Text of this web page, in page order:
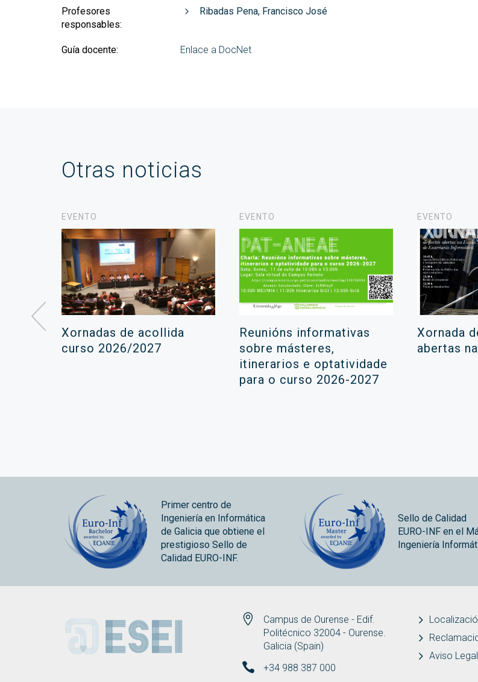
Profesores
responsables:
Ribadas Pena, Francisco José
Guía docente: Enlace a DocNet
Otras noticias
EVENTO
Xornadas de acollida
curso 2026/2027
EVENTO
Reunións informativas
sobre másteres,
itinerarios e optatividade
para o curso 2026-2027
EVENTO
Xornada
abertas na
Primer centro de
Ingeniería en Informática
de Galicia que obtiene el
prestigioso Sello de
Calidad EURO-INF.
Sello de Calidad
EURO-INF en el
Ingeniería
ESEI
Campus de Ourense - Edif.
Politécnico 32004 - Ourense.
Galicia (Spain)
+34 988 387 000
Aviso